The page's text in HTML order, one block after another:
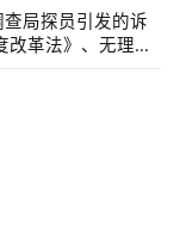
局探员引发的诉
革法》、无理由
Jackler）